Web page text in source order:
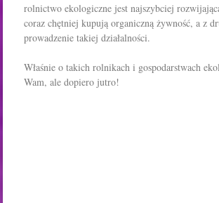
rolnictwo ekologiczne jest najszybciej
coraz chętniej kupują organiczną żywność, a z
prowadzenie takiej działalności.
Właśnie o takich rolnikach i gospodarstwach
Wam, ale dopiero jutro!